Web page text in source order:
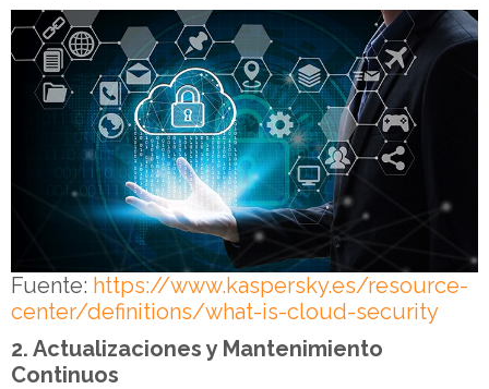
Fuente: https://www.kaspersky.es/resource-
center/definitions/what-is-cloud-security
2. Actualizaciones y Mantenimiento
Continuos